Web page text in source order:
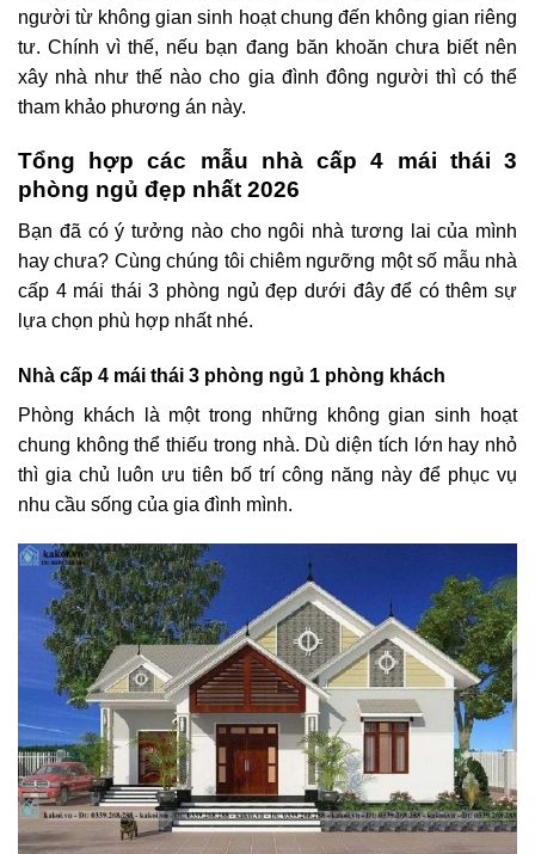
người từ không gian sinh hoạt chung đến không gian riêng
tư. Chính vì thế, nếu bạn đang băn khoăn chưa biết nên
xây nhà như thế nào cho gia đình đông người thì có thể
tham khảo phương án này.
Tổng hợp các mẫu nhà cấp 4 mái thái 3
phòng ngủ đẹp nhất 2026
Bạn đã có ý tưởng nào cho ngôi nhà tương lai của mình
hay chưa? Cùng chúng tôi chiêm ngưỡng một số mẫu nhà
cấp 4 mái thái 3 phòng ngủ đẹp dưới đây để có thêm sự
lựa chọn phù hợp nhất nhé.
Nhà cấp 4 mái thái 3 phòng ngủ 1 phòng khách
Phòng khách là một trong những không gian sinh hoạt
chung không thể thiếu trong nhà. Dù diện tích lớn hay nhỏ
thì gia chủ luôn ưu tiên bố trí công năng này để phục vụ
nhu cầu sống của gia đình mình.